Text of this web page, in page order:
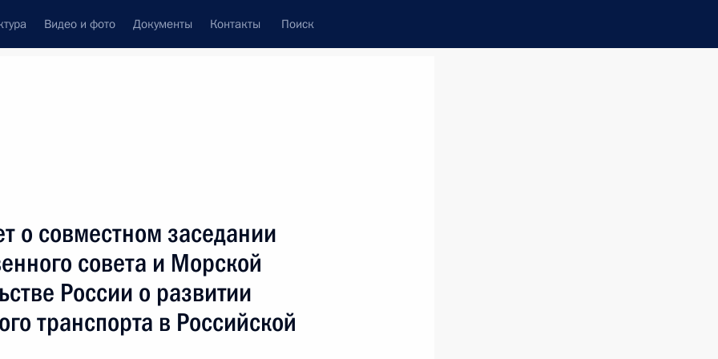
Видео и фото Документы Контакты Поиск
Пресс-конференции
Интервью
Статьи
о совместном заседании
совета и Морской
России о развитии
транспорта в Российской